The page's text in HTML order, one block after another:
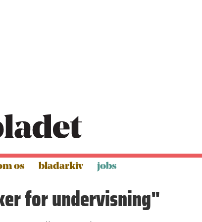
os bladarkiv jobs
for undervisning"